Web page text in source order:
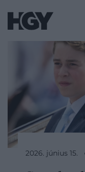
2026. június 15.